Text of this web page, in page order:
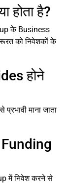
होता है?
के Business
को निवेशकों के
होने
माना जाता
Funding
में निवेश करने से